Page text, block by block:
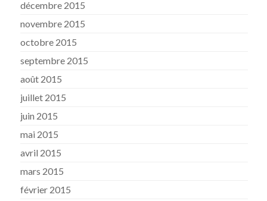
décembre 2015
novembre 2015
octobre 2015
septembre 2015
août 2015
juillet 2015
juin 2015
mai 2015
avril 2015
mars 2015
février 2015